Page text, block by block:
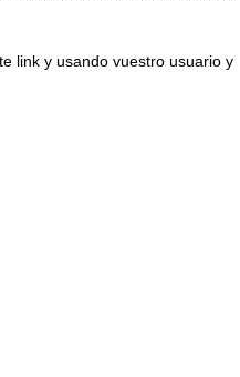
link y usando vuestro usuario y